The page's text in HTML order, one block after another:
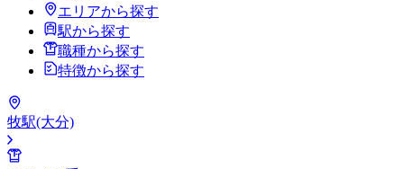
エリアから探す
駅から探す
職種から探す
特徴から探す
牧駅(大分)